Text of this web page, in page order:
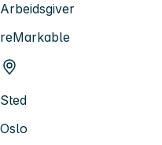
Arbeidsgiver
reMarkable
Sted
Oslo